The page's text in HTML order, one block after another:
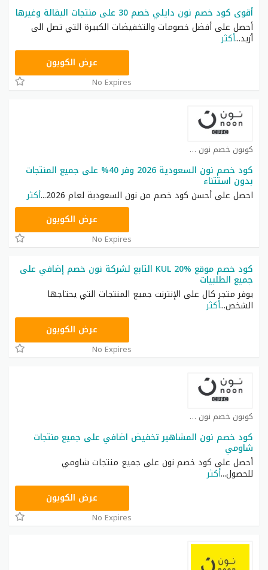
أقوى كود خصم نون دايلي خصم 30 على منتجات البقالة وغيرها
أحصل على أفضل خصومات والتخفيضات الكبيرة التي تصل الى
أزيد...أكثر
عرض الكوبون
No Expires
كوبون خصم نون كوبون
كود خصم نون السعودية 2026 وفر 40% على جميع المنتجات
بدون استتناء
احصل على أحسن كود خصم من نون السعودية لعام 2026
...أكثر
RRF24عرض الكوبون
No Expires
كود خصم موقع KUL 20% التابع لشركة نون خصم إضافي على
جميع الطلبيات
يوفر متجر كال على الإنترنت جميع المنتجات التي يحتاجها
الشخص...أكثر
عرض الكوبون
No Expires
كوبون خصم نون كوبون
كود خصم نون المشاهير تخفيض اضافي على جميع منتجات
شاومي
أحصل على كود خصم نون على جميع منتجات شاومي
للحصول...أكثر
RRF24عرض الكوبون
No Expires